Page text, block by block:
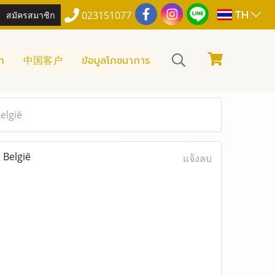
สมัครสมาชิก 023151077 TH
中国客户 ข้อมูลโภชนาการ
แจ้งลบ